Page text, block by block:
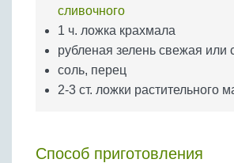
сливочного
1 ч. ложка крахмала
рубленая зелень свежая или
соль, перец
2-3 ст. ложки растительного
Способ приготовления